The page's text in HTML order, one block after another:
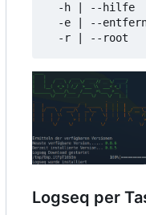
-h | --hilfe
-e | --
Logseq per